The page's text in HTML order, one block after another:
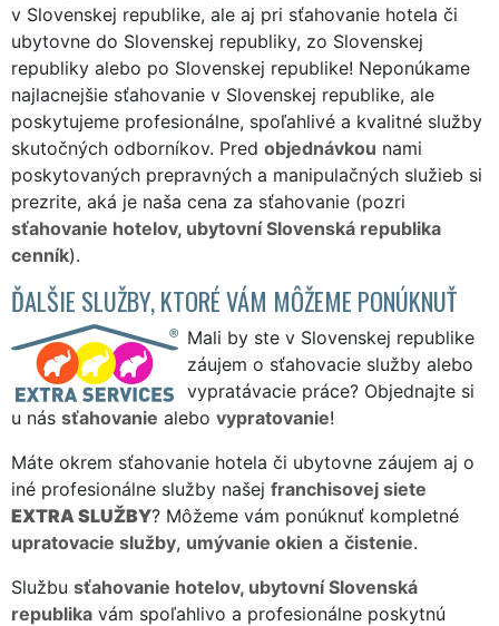
v Slovenskej republike, ale aj pri sťahovanie hotela či
ubytovne do Slovenskej republiky, zo Slovenskej
republiky alebo po Slovenskej republike! Neponúkame
najlacnejšie sťahovanie v Slovenskej republike, ale
poskytujeme profesionálne, spoľahlivé a kvalitné služby
skutočných odborníkov. Pred objednávkou nami
poskytovaných prepravných a manipulačných služieb si
prezrite, aká je naša cena za sťahovanie (pozri
sťahovanie hotelov, ubytovní Slovenská republika
cenník).
ĎALŠIE SLUŽBY, KTORÉ VÁM MÔŽEME PONÚKNUŤ
Mali by ste v Slovenskej republike
záujem o sťahovacie služby alebo
vypratávacie práce? Objednajte si
u nás sťahovanie alebo vypratovanie!
Máte okrem sťahovanie hotela či ubytovne záujem aj o
iné profesionálne služby našej franchisovej siete
EXTRA SLUŽBY? Môžeme vám ponúknuť kompletné
upratovacie služby, umývanie okien a čistenie.
Službu sťahovanie hotelov, ubytovní Slovenská
republika vám spoľahlivo a profesionálne poskytnú